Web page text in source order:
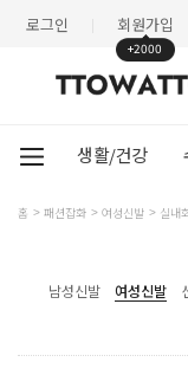
로그인 회원가입
+2000
생활/건강
홈 패션잡화 여성신발 실내
남성신발 여성신발